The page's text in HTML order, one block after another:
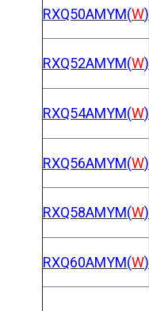
RXQ50AMYM(W)
RXQ52AMYM(W)
RXQ54AMYM(W)
RXQ56AMYM(W)
RXQ58AMYM(W)
RXQ60AMYM(W)